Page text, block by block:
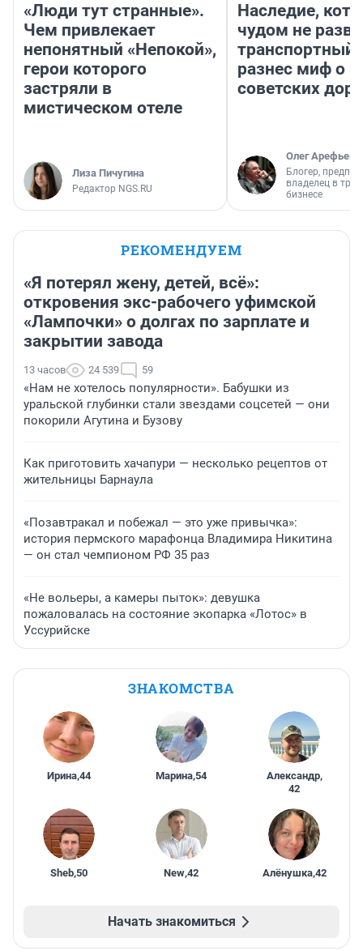
«Люди тут странные».
Чем привлекает
непонятный «Непокой»,
герои которого
застряли в
мистическом отеле
Лиза Пичугина
Редактор NGS.RU
Наследие,
чудом не
транспортный
разнес миф о
советских
Олег Арефьев
Блогер,
владелец в
бизнесе
РЕКОМЕНДУЕМ
«Я потерял жену, детей, всё»:
откровения экс-рабочего уфимской
«Лампочки» о долгах по зарплате и
закрытии завода
13 часов 24 539 59
«Нам не хотелось популярности». Бабушки из
уральской глубинки стали звездами соцсетей — они
покорили Агутина и Бузову
Как приготовить хачапури — несколько рецептов от
жительницы Барнаула
«Позавтракал и побежал — это уже привычка»:
история пермского марафонца Владимира Никитина
— он стал чемпионом РФ 35 раз
«Не вольеры, а камеры пыток»: девушка
пожаловалась на состояние экопарка «Лотос» в
Уссурийске
ЗНАКОМСТВА
Ирина,44 Марина,54 Александр,
42
Sheb,50 New,42 Алёнушка,42
Начать знакомиться